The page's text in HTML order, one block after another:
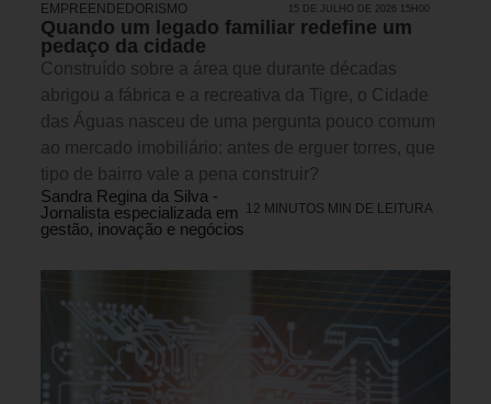
EMPREENDEDORISMO 15 DE JULHO DE 2026 15H00
Quando um legado familiar redefine um
pedaço da cidade
Construído sobre a área que durante décadas
abrigou a fábrica e a recreativa da Tigre, o Cidade
das Águas nasceu de uma pergunta pouco comum
ao mercado imobiliário: antes de erguer torres, que
tipo de bairro vale a pena construir?
Sandra Regina da Silva -
Jornalista especializada em
gestão, inovação e negócios
12 MINUTOS MIN DE LEITURA